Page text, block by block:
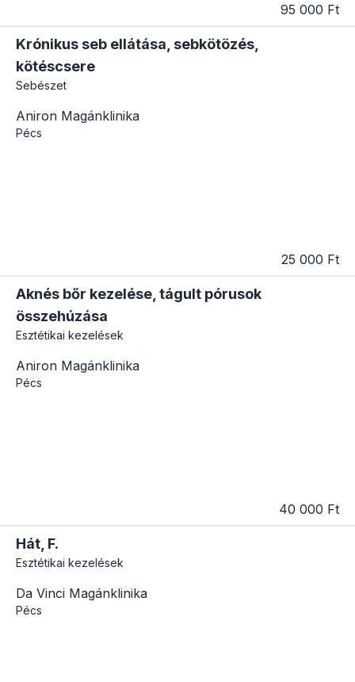
95 000 Ft
Krónikus seb ellátása, sebkötözés,
kötéscsere
Sebészet
Aniron Magánklinika
Pécs
25 000 Ft
Aknés bőr kezelése, tágult pórusok
összehúzása
Esztétikai kezelések
Aniron Magánklinika
Pécs
40 000 Ft
Hát, F.
Esztétikai kezelések
Da Vinci Magánklinika
Pécs